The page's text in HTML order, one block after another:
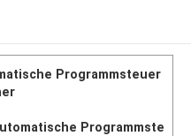
Programmsteuer
Programmste